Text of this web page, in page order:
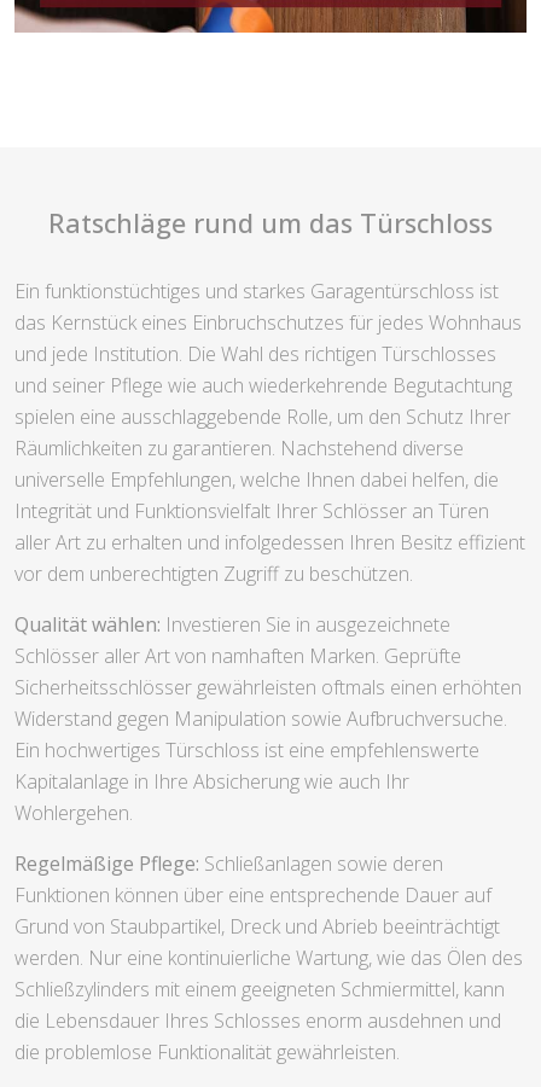
Ratschläge rund um das Türschloss
Ein funktionstüchtiges und starkes Garagentürschloss ist
das Kernstück eines Einbruchschutzes für jedes Wohnhaus
und jede Institution. Die Wahl des richtigen Türschlosses
und seiner Pflege wie auch wiederkehrende Begutachtung
spielen eine ausschlaggebende Rolle, um den Schutz Ihrer
Räumlichkeiten zu garantieren. Nachstehend diverse
universelle Empfehlungen, welche Ihnen dabei helfen, die
Integrität und Funktionsvielfalt Ihrer Schlösser an Türen
aller Art zu erhalten und infolgedessen Ihren Besitz effizient
vor dem unberechtigten Zugriff zu beschützen.
Qualität wählen: Investieren Sie in ausgezeichnete
Schlösser aller Art von namhaften Marken. Geprüfte
Sicherheitsschlösser gewährleisten oftmals einen erhöhten
Widerstand gegen Manipulation sowie Aufbruchversuche.
Ein hochwertiges Türschloss ist eine empfehlenswerte
Kapitalanlage in Ihre Absicherung wie auch Ihr
Wohlergehen.
Regelmäßige Pflege: Schließanlagen sowie deren
Funktionen können über eine entsprechende Dauer auf
Grund von Staubpartikel, Dreck und Abrieb beeinträchtigt
werden. Nur eine kontinuierliche Wartung, wie das Ölen des
Schließzylinders mit einem geeigneten Schmiermittel, kann
die Lebensdauer Ihres Schlosses enorm ausdehnen und
die problemlose Funktionalität gewährleisten.